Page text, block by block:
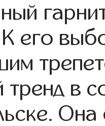
его
тренд в
Она